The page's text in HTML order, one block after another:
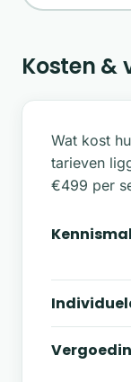
Kosten &
Wat kost
tarieven
€499 per